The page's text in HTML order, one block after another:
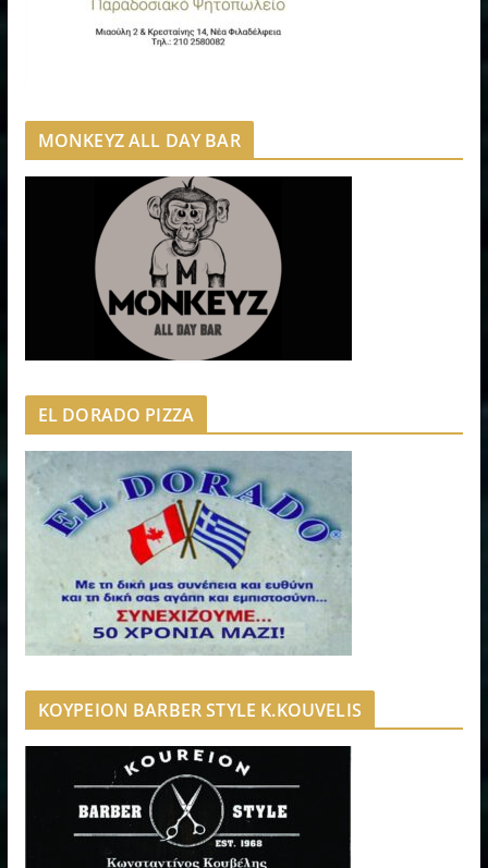
MONKEYZ ALL DAY BAR
EL DORADO PIZZA
ΚΟΥΡΕΙΟΝ BARBER STYLE K.KOUVELIS